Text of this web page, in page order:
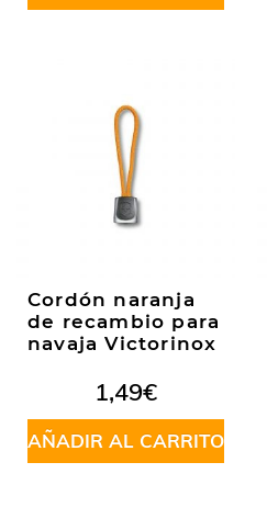
Cordón naranja
de recambio para
navaja Victorinox
1,49€
AÑADIR AL CARRITO